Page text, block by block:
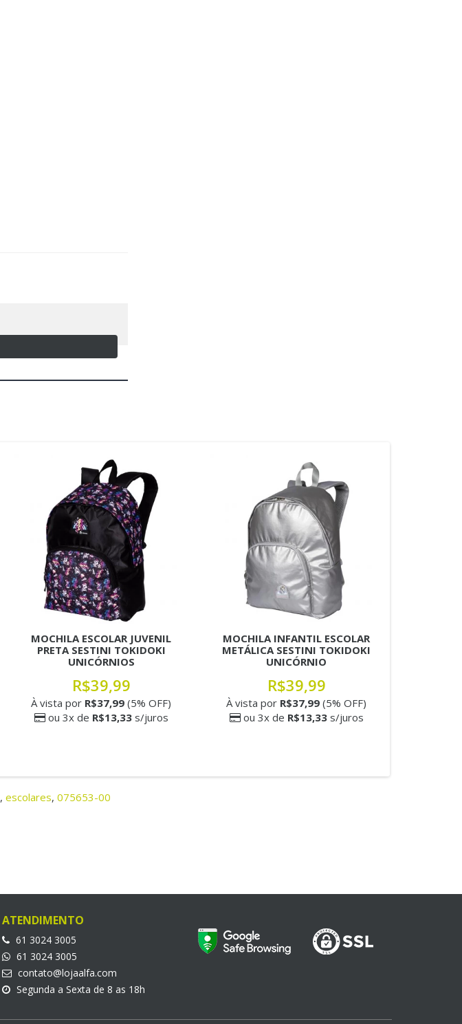
MOCHILA ESCOLAR JUVENIL
PRETA SESTINI TOKIDOKI
UNICÓRNIOS
R$39,99
À vista por R$37,99 (5% OFF)
ou 3x de R$13,33s/juros
MOCHILA INFANTIL ESCOLAR
METÁLICA SESTINI TOKIDOKI
UNICÓRNIO
R$39,99
À vista por R$37,99 (5% OFF)
ou 3x de R$13,33s/juros
, escolares, 075653-00
ATENDIMENTO
61 3024 3005
61 3024 3005
contato@lojaalfa.com
Segunda a Sexta de 8 as 18h